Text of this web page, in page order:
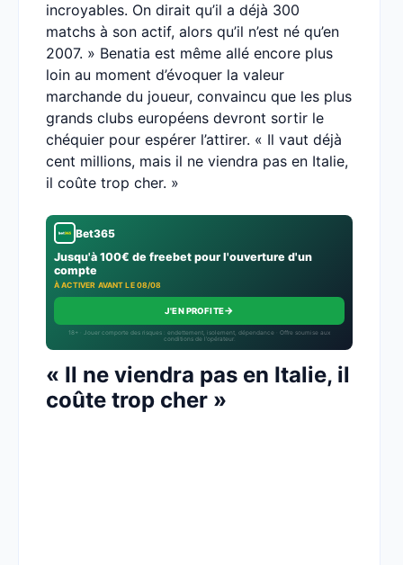
incroyables. On dirait qu’il a déjà 300
matchs à son actif, alors qu’il n’est né qu’en
2007. » Benatia est même allé encore plus
loin au moment d’évoquer la valeur
marchande du joueur, convaincu que les plus
grands clubs européens devront sortir le
chéquier pour espérer l’attirer. « Il vaut déjà
cent millions, mais il ne viendra pas en Italie,
il coûte trop cher. »
Bet365
Jusqu'à 100€ de freebet pour l'ouverture d'un
compte
À ACTIVER AVANT LE 08/08
J'EN PROFITE→
18+ · Jouer comporte des risques : endettement, isolement, dépendance · Offre soumise aux
conditions de l’opérateur.
« Il ne viendra pas en Italie, il
coûte trop cher »